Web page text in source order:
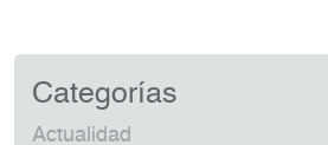
Categorías
Actualidad